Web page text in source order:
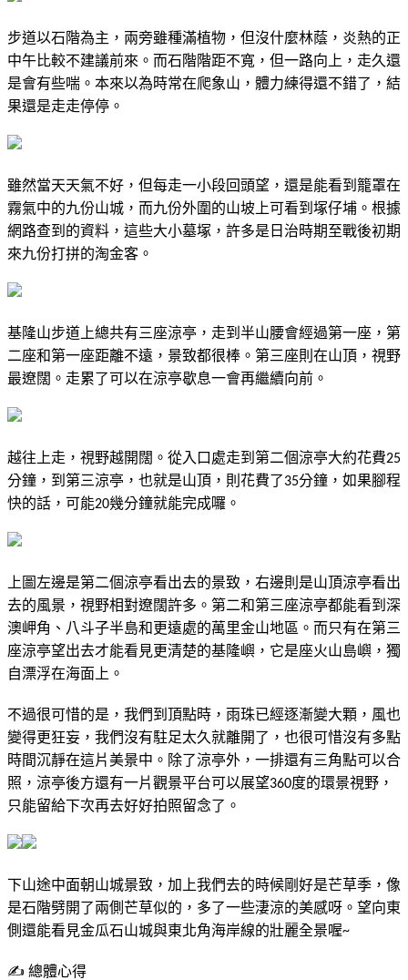
步道以石階為主，兩旁雖種滿植物，但沒什麼林蔭，炎熱的正
中午比較不建議前來。而石階階距不寬，但一路向上，走久還
是會有些喘。本來以為時常在爬象山，體力練得還不錯了，結
果還是走走停停。
雖然當天天氣不好，但每走一小段回頭望，還是能看到籠罩在
霧氣中的九份山城，而九份外圍的山坡上可看到塚仔埔。根據
網路查到的資料，這些大小墓塚，許多是日治時期至戰後初期
來九份打拼的淘金客。
基隆山步道上總共有三座涼亭，走到半山腰會經過第一座，第
二座和第一座距離不遠，景致都很棒。第三座則在山頂，視野
最遼闊。走累了可以在涼亭歇息一會再繼續向前。
越往上走，視野越開闊。從入口處走到第二個涼亭大約花費25
分鐘，到第三涼亭，也就是山頂，則花費了35分鐘，如果腳程
快的話，可能20幾分鐘就能完成囉。
上圖左邊是第二個涼亭看出去的景致，右邊則是山頂涼亭看出
去的風景，視野相對遼闊許多。第二和第三座涼亭都能看到深
澳岬角、八斗子半島和更遠處的萬里金山地區。而只有在第三
座涼亭望出去才能看見更清楚的基隆嶼，它是座火山島嶼，獨
自漂浮在海面上。
不過很可惜的是，我們到頂點時，雨珠已經逐漸變大顆，風也
變得更狂妄，我們沒有駐足太久就離開了，也很可惜沒有多點
時間沉靜在這片美景中。除了涼亭外，一排還有三角點可以合
照，涼亭後方還有一片觀景平台可以展望360度的環景視野，
只能留給下次再去好好拍照留念了。
下山途中面朝山城景致，加上我們去的時候剛好是芒草季，像
是石階劈開了兩側芒草似的，多了一些淒涼的美感呀。望向東
側還能看見金瓜石山城與東北角海岸線的壯麗全景喔~
✍ 總體心得